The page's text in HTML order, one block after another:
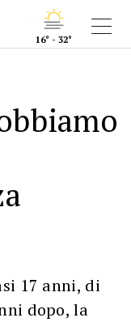
16° - 32°
17 anni, di
dopo, la